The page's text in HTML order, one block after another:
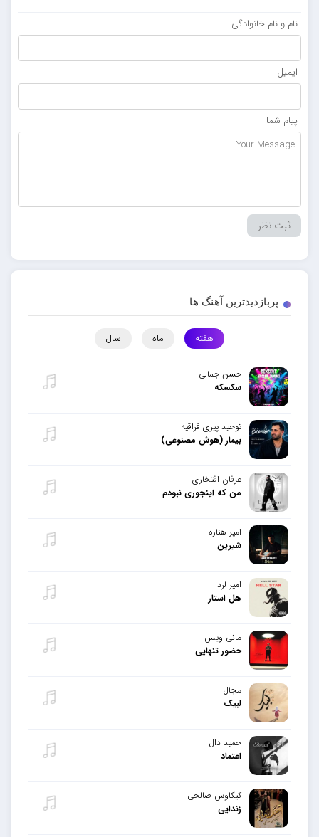
نام و نام خانوادگی
ایمیل
پیام شما
پربازدیدترین آهنگ ها
هفته ماه سال
حسن جمالی
سکسکه
توحید پیری قراقیه
بیمار (هوش مصنوعی)
عرفان افتخاری
من که اینجوری نبودم
امیر هناره
شیرین
امیر لرد
هل استار
مانی ویس
حضور تنهایی
مجال
لبیک
حمید دال
اعتماد
کیکاوس صالحی
زندایی